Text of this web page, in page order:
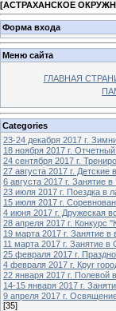
[АСТРАХАНСКОЕ
Форма входа
Меню сайта
ГЛАВНАЯ
Categories
23-24 декабря 2017 г.
18 ноября 2017 г.
24 сентября 2017 г.
27 августа 2017 г.
6 августа 2017 г. Занятие
23 июля 2017 г. Поездка в
15 июля 2017 г.
4 июня 2017 г. Дружеская
28 апреля 2017 г. Конкурс
19 марта 2017 г. Занятие
11 марта 2017 г. Занятие
25 февраля 2017 г.
4 февраля 2017 г. Круг
22 января 2017 г.
14-15 января 2017 г.
9 апреля 2017 г.
[35]